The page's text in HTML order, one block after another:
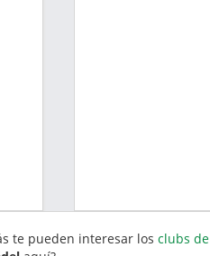
te pueden interesar losclubs de